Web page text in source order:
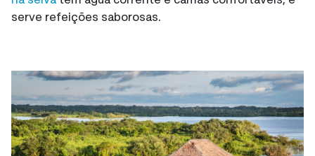
serve refeições saborosas.